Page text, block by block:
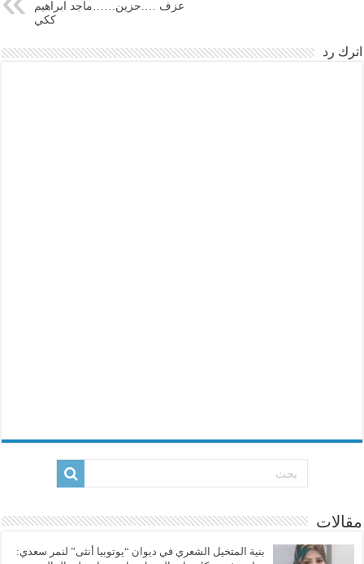
عزف ….حزين……ماجد ابراهيم
ككي
اترك رد
مقالات
بنية المتخيل الشعري في ديوان “يوتوبيا أنثى” لنمر سعدي: